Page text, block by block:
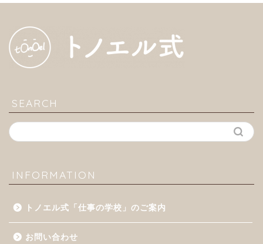
SEARCH
INFORMATION
トノエル式「仕事の学校」のご案内
お問い合わせ